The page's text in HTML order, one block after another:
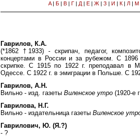
A| Б| В| Г| Д| Е| Ж| З | И | К| Л| М
Гаврилов, К.А.
(*1862 †1933) - скрипач, педагог,
концертами в России и за рубежом. С
скрипке. С 1915 по 1922 г. преподавал в
Одессе. С 1922 г. в эмиграции в Польше. С
Гаврилов, А.Н.
Вильно - изд. газеты Виленское утро (1920-е
Гаврилова, Н.Г.
Вильно - издательница газеты Виленское
Гаврилович, Ю. (Я.?)
- ?